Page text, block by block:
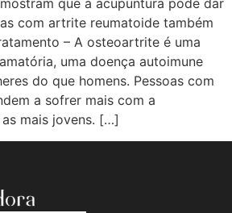
que a acupuntura pode dar
com artrite reumatoide também
– A osteoartrite é uma
uma doença autoimune
do que homens. Pessoas com
a sofrer mais com a
mais jovens. […]